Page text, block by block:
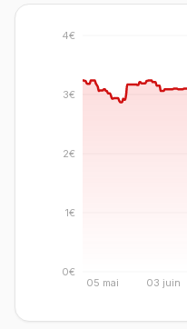
05 mai 03 juin
0€
1€
2€
3€
4€